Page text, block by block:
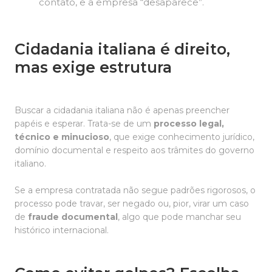
Cidadania italiana é direito,
mas exige estrutura
Buscar a cidadania italiana não é apenas preencher
papéis e esperar. Trata-se de um processo legal,
técnico e minucioso, que exige conhecimento jurídico,
domínio documental e respeito aos trâmites do governo
italiano.
Se a empresa contratada não segue padrões rigorosos, o
processo pode travar, ser negado ou, pior, virar um caso
de fraude documental, algo que pode manchar seu
histórico internacional.